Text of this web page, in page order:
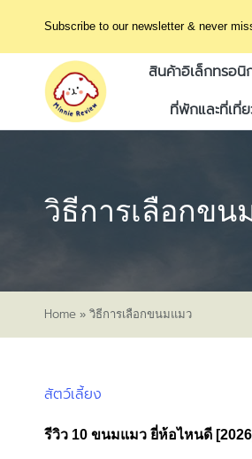
Subscribe to our newsletter & never
สินค้าอิเล็กทรอนิ
ที่พักและที่เที่
วิธีการเลือกขน
Home » วิธีการเลือกขนมแมว
Posted
สัตว์เลี้ยง
รีวิว 10 ขนมแมว ยี่ห้อไหนดี